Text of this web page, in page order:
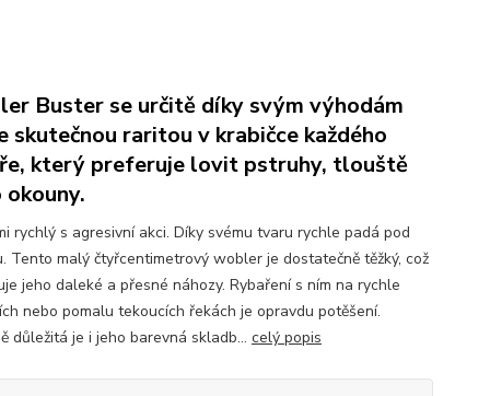
Buster se určitě díky svým výhodám
skutečnou raritou v krabičce každého
který preferuje lovit pstruhy, tlouště
okouny.
rychlý s agresivní akci. Díky svému tvaru rychle padá pod
Tento malý čtyřcentimetrový wobler je dostatečně těžký, což
jeho daleké a přesné náhozy. Rybaření s ním na rychle
nebo pomalu tekoucích řekách je opravdu potěšení.
důležitá je i jeho barevná skladb... celý popis